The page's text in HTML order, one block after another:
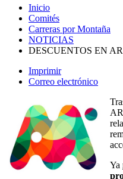
Inicio
Comités
Carreras por Montaña
NOTICIAS
DESCUENTOS EN
Imprimir
Correo electrónico
Ya